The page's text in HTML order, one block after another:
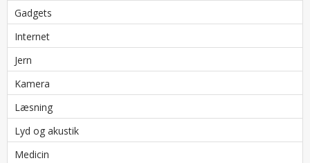
Gadgets
Internet
Jern
Kamera
Læsning
Lyd og akustik
Medicin